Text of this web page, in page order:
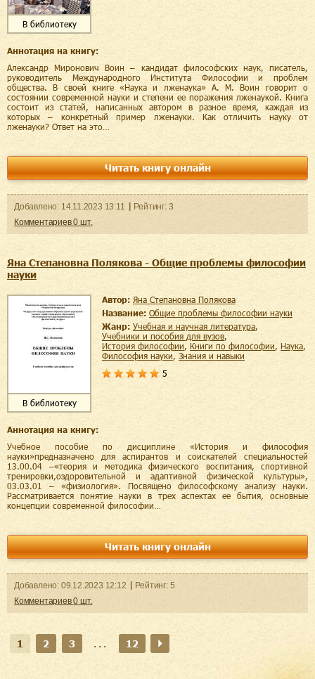
В библиотеку
Аннотация на книгу:
Александр Миронович Воин – кандидат философских наук, писатель,
руководитель Международного Института Философии и проблем
общества. В своей книге «Наука и лженаука» А. М. Воин говорит о
состоянии современной науки и степени ее поражения лженаукой. Книга
состоит из статей, написанных автором в разное время, каждая из
которых – конкретный пример лженауки. Как отличить науку от
лженауки? Ответ на это…
Читать книгу онлайн
Добавленo: 14.11.2023 13:11 Рейтинг: 3
Комментариев0 шт.
Яна Степановна Полякова - Общие проблемы философии
науки
В библиотеку
Автор:
Яна Степановна Полякова
Название:
Общие проблемы философии науки
Жанр:
учебная и научная литература
учебники и пособия для вузов
история философии
книги по философии наука
философия науки
знания и навыки
5
Аннотация на книгу:
Учебное пособие по дисциплине «История и философия
науки»предназначено для аспирантов и соискателей специальностей
13.00.04 –«теория и методика физического воспитания, спортивной
тренировки,оздоровительной и адаптивной физической культуры»,
03.03.01 – «физиология». Посвящено философскому анализу науки.
Рассматривается понятие науки в трех аспектах ее бытия, основные
концепции современной философии…
Читать книгу онлайн
Добавленo: 09.12.2023 12:12 Рейтинг: 5
Комментариев0 шт.
1 2 3 ... 12